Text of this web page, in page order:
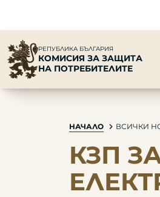
РЕПУБЛИКА БЪЛГАРИЯ
КОМИСИЯ ЗА ЗАЩИТА
НА ПОТРЕБИТЕЛИТЕ
НАЧАЛО ВСИЧКИ
КЗП